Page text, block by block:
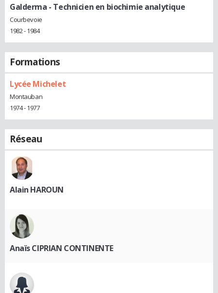
Galderma - Technicien en biochimie analytique
Courbevoie
1982 - 1984
Formations
Lycée Michelet
Montauban
1974 - 1977
Réseau
Alain HAROUN
Anaïs CIPRIAN CONTINENTE